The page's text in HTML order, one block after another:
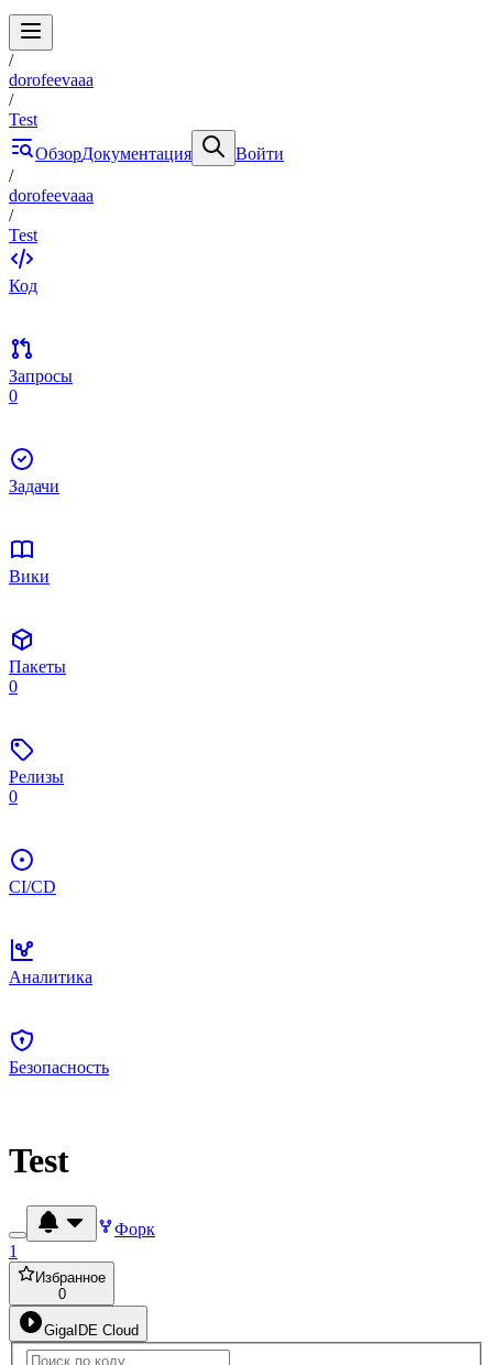
/
dorofeevaaa
/
Test
ОбзорДокументация
Войти
/
dorofeevaaa
/
Test
Код
Запросы
0
Задачи
Вики
Пакеты
0
Релизы
0
CI/CD
Аналитика
Безопасность
Test
Форк
1
Избранное
0
GigaIDE Cloud